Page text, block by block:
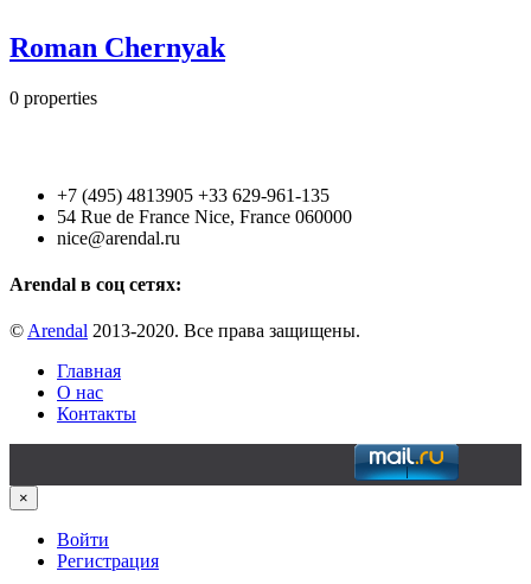
Roman Chernyak
0 properties
+7 (495) 4813905 +33 629-961-135
54 Rue de France Nice, France 060000
nice@arendal.ru
Arendal в соц сетях:
© Arendal 2013-2020. Все права защищены.
Главная
О нас
Контакты
×
Войти
Регистрация